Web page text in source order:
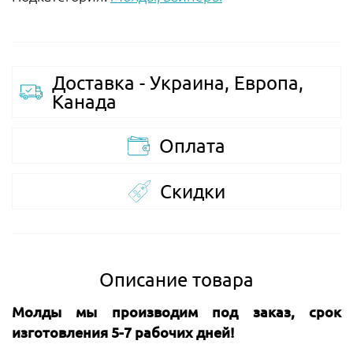
Доставка - Украина, Европа,
Канада
Оплата
Скидки
Описание товара
Молды мы производим под заказ, срок
изготовления 5-7 рабочих дней!